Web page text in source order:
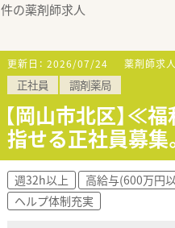
件の薬剤師求人
更新日： 2026/07/24 薬剤師求人
正社員 調剤薬局
【岡山市北区】≪
指せる正社員募集
週32h以上 高給与(600万円
ヘルプ体制充実